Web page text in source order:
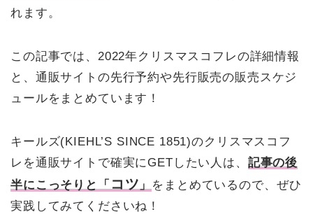
れます。
この記事では、2022年クリスマスコフレの詳細情報
と、通販サイトの先行予約や先行販売の販売スケジ
ュールをまとめています！
キールズ(KIEHL’S SINCE 1851)のクリスマスコフ
レを通販サイトで確実にGETしたい人は、 記事の後
半にこっそりと「 コツ 」 をまとめているので、ぜひ
実践してみてくださいね！